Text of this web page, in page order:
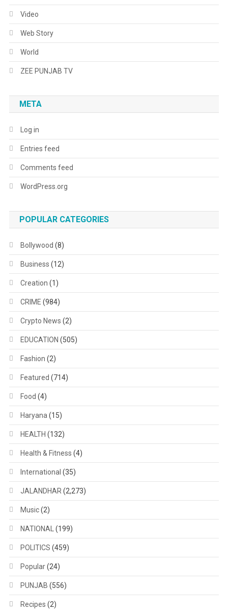
Video
Web Story
World
ZEE PUNJAB TV
META
Log in
Entries feed
Comments feed
WordPress.org
POPULAR CATEGORIES
Bollywood (8)
Business (12)
Creation (1)
CRIME (984)
Crypto News (2)
EDUCATION (505)
Fashion (2)
Featured (714)
Food (4)
Haryana (15)
HEALTH (132)
Health & Fitness (4)
International (35)
JALANDHAR (2,273)
Music(2)
NATIONAL (199)
POLITICS (459)
Popular(24)
PUNJAB (556)
Recipes (2)